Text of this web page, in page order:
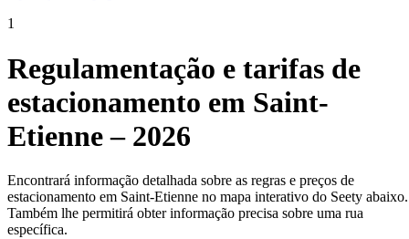
1
Regulamentação e tarifas de
estacionamento em Saint-
Etienne – 2026
Encontrará informação detalhada sobre as regras e preços de
estacionamento em Saint-Etienne no mapa interativo do Seety abaixo.
Também lhe permitirá obter informação precisa sobre uma rua
específica.